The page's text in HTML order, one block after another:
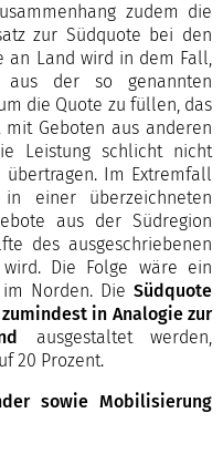
zudem die
zur Südquote bei den
an Land wird in dem Fall,
aus der so genannten
die Quote zu füllen, das
Geboten aus anderen
Leistung schlicht nicht
Im Extremfall
einer überzeichneten
aus der Südregion
des ausgeschriebenen
Die Folge wäre ein
Norden. Die Südquote
zumindest in Analogie zur
ausgestaltet werden,
20 Prozent.
sowie Mobilisierung